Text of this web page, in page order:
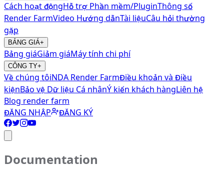
Cách hoạt độngHỗ trợ Phần mềm/PluginThông số
Render FarmVideo Hướng dẫnTài liệuCâu hỏi thường
gặp
BẢNG GIÁ+
Bảng giáGiảm giáMáy tính chi phí
CÔNG TY+
Về chúng tôiNDA Render FarmĐiều khoản và Điều
kiệnBảo vệ Dữ liệu Cá nhânÝ kiến khách hàngLiên hệ
Blog render farm
ĐĂNG NHẬP
ĐĂNG KÝ
Documentation